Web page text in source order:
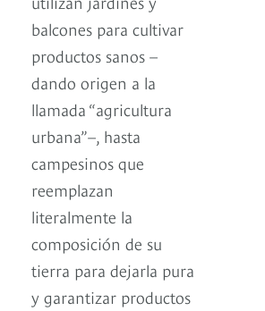
balcones para cultivar
productos sanos –
dando origen a la
llamada “agricultura
urbana”–, hasta
campesinos que
reemplazan
literalmente la
composición de su
tierra para dejarla pura
y garantizar productos